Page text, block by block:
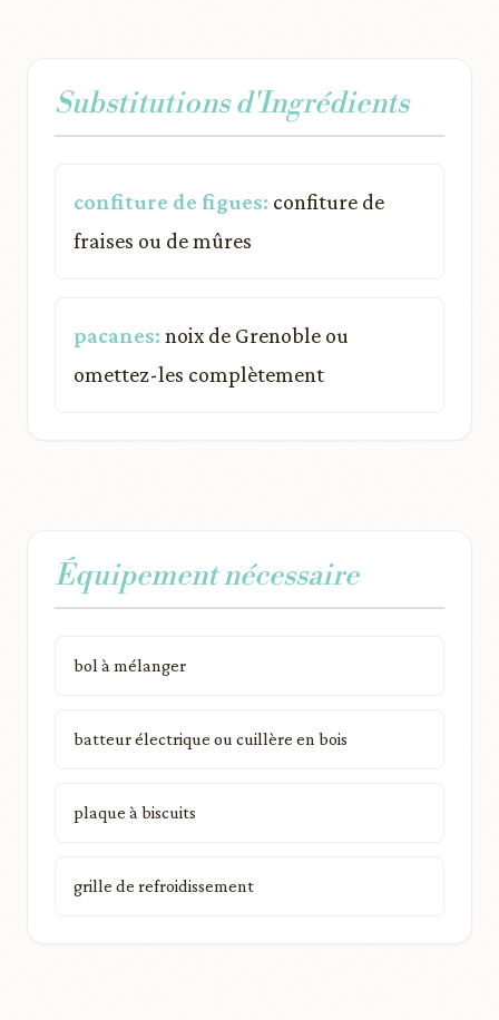
Substitutions d'Ingrédients
confiture de figues: confiture de
fraises ou de mûres
pacanes: noix de Grenoble ou
omettez-les complètement
Équipement nécessaire
bol à mélanger
batteur électrique ou cuillère en bois
plaque à biscuits
grille de refroidissement